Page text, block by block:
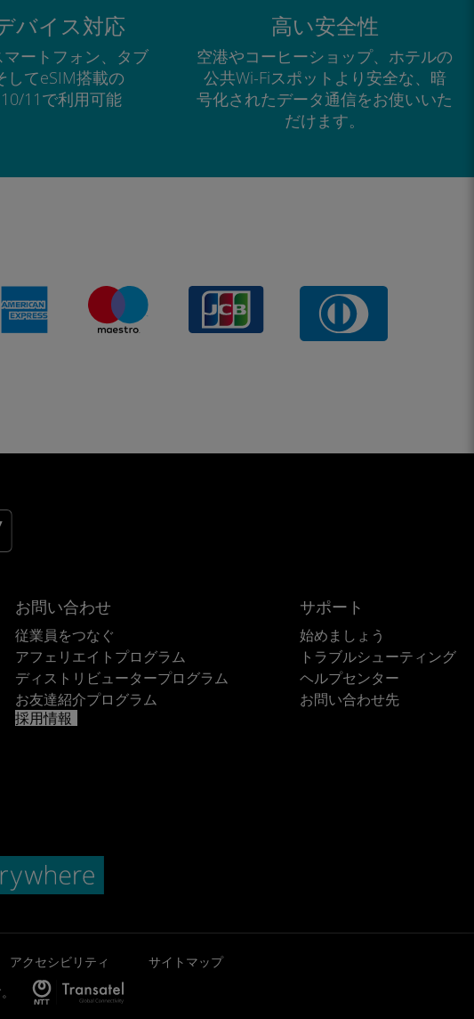
バイス対応
ートフォン、タブ
してeSIM搭載の
11で利用可能
高い安全性
空港やコーヒーショップ、ホテルの
公共Wi-Fiスポットより安全な、暗
号化されたデータ通信をお使いいた
だけます。
お問い合わせ
従業員をつなぐ
アフェリエイトプログラム
ディストリビュータープログラム
お友達紹介プログラム
採用情報
サポート
始めましょう
トラブルシューティング
ヘルプセンター
お問い合わせ先
アクセシビリティ
サイトマップ